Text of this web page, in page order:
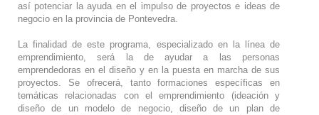
así potenciar la ayuda en el impulsode proyectos e ideas de
negocio en la provincia de Pontevedra.
La finalidad de este programa, especializado en la línea de
emprendimiento, será la de ayudar a las personas
emprendedoras en el diseño y en la puesta en marcha de sus
proyectos. Se ofrecerá, tanto formaciones específicas en
temáticas relacionadas con el emprendimiento (ideación y
diseño de un modelo de negocio, diseño de un plan de